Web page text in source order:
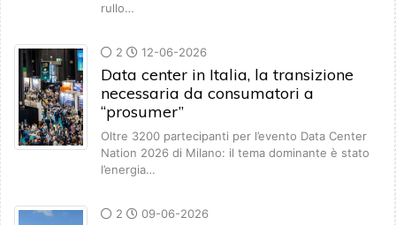
rullo…
2 12-06-2026
Data center in Italia, la transizione
necessaria da consumatori a
“prosumer”
Oltre 3200 partecipanti per l’evento Data Center
Nation 2026 di Milano: il tema dominante è stato
l’energia…
2 09-06-2026